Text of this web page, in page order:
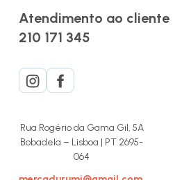
Atendimento ao cliente
210 171 345
Rua Rogério da Gama Gil, 5A
Bobadela – Lisboa | PT 2695-
064